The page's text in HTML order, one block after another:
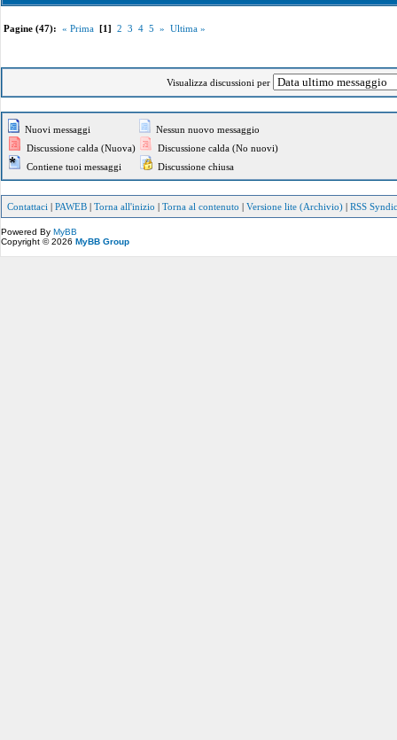
Pagine (47): « Prima [1] 2 3 4 5 » Ultima »
Visualizza discussioni per
Nuovi messaggi
Discussione calda (Nuova)
Contiene tuoi messaggi
Nessun nuovo messaggio
Discussione calda (No nuovi)
Discussione chiusa
Contattaci | PAWEB | Torna all'inizio | Torna al contenuto | Versione lite (Archivio) | RSS
Powered By MyBB
Copyright © 2026 MyBB Group